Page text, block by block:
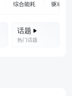
综合能耗 驱动方
话题
热门话题